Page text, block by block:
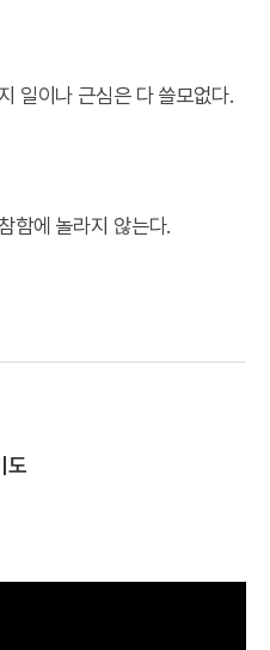
일이나 근심은 다 쓸모없다.
함에 놀라지 않는다.
도